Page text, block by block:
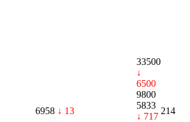
33500
↓
6500
9800
6958 ↓ 13
5833
↓ 717
214